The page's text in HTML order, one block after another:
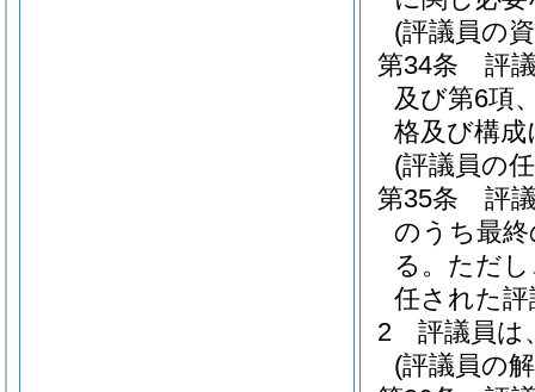
(評議員の
第34条
評
及び第6項
格及び構
(評議員の
第35条
評
のうち最
る。 ただ
任された
2
評議員は
(評議員の